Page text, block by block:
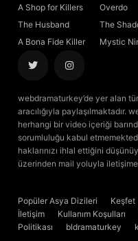
A Shop for Killers Overdo
The Husband
The
Sovereign
A Bona Fide Killer Mystic
webdramaturkey’de yer alan
aracılığıyla paylaşılmaktadır.
herhangi bir video içeriği
sorumluluğu kabul
haklarınızı ihlal ettiğini
üzerinden mail yoluyla
Popüler Asya Dizileri Keşfet
İletişim
Kullanım Koşulları
Politikası
bldramaturkey